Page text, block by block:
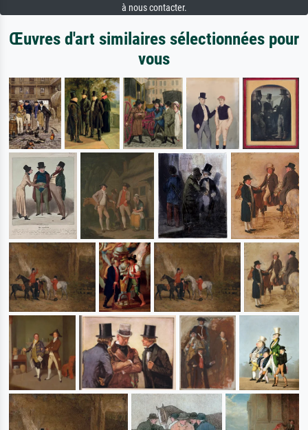
à nous contacter.
Œuvres d'art similaires sélectionnées pour
vous